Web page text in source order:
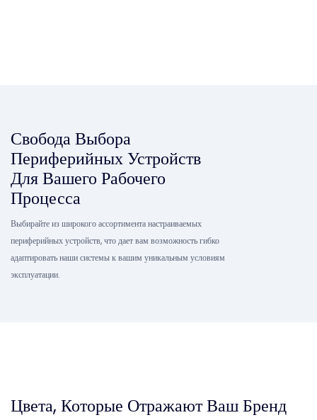
Свобода Выбора
Периферийных Устройств
Для Вашего Рабочего
Процесса
Выбирайте из широкого ассортимента настраиваемых
периферийных устройств, что дает вам возможность гибко
адаптировать наши системы к вашим уникальным условиям
эксплуатации.
Цвета, Которые Отражают Ваш Бренд